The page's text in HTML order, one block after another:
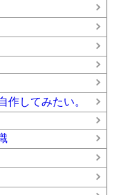
してみたい。